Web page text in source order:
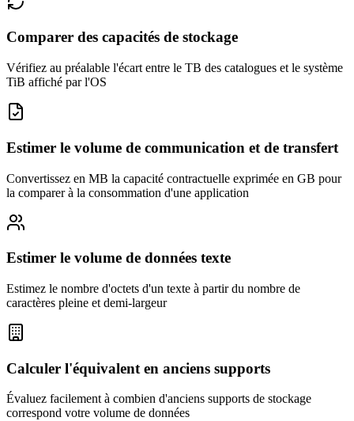
Comparer des capacités de stockage
Vérifiez au préalable l'écart entre le TB des catalogues et le système
TiB affiché par l'OS
Estimer le volume de communication et de transfert
Convertissez en MB la capacité contractuelle exprimée en GB pour
la comparer à la consommation d'une application
Estimer le volume de données texte
Estimez le nombre d'octets d'un texte à partir du nombre de
caractères pleine et demi-largeur
Calculer l'équivalent en anciens supports
Évaluez facilement à combien d'anciens supports de stockage
correspond votre volume de données